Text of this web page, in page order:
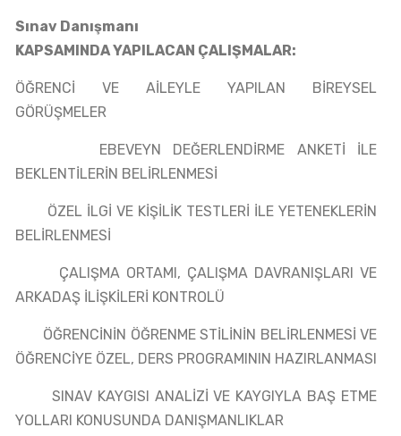
Sınav Danışmanı
KAPSAMINDA YAPILACAN ÇALIŞMALAR:
ÖĞRENCİ VE AİLEYLE YAPILAN BİREYSEL
GÖRÜŞMELER
EBEVEYN DEĞERLENDİRME ANKETİ İLE
BEKLENTİLERİN BELİRLENMESİ
ÖZEL İLGİ VE KİŞİLİK TESTLERİ İLE YETENEKLERİN
BELİRLENMESİ
ÇALIŞMA ORTAMI, ÇALIŞMA DAVRANIŞLARI VE
ARKADAŞ İLİŞKİLERİ KONTROLÜ
ÖĞRENCİNİN ÖĞRENME STİLİNİN BELİRLENMESİ VE
ÖĞRENCİYE ÖZEL, DERS PROGRAMININ HAZIRLANMASI
SINAV KAYGISI ANALİZİ VE KAYGIYLA BAŞ ETME
YOLLARI KONUSUNDA DANIŞMANLIKLAR